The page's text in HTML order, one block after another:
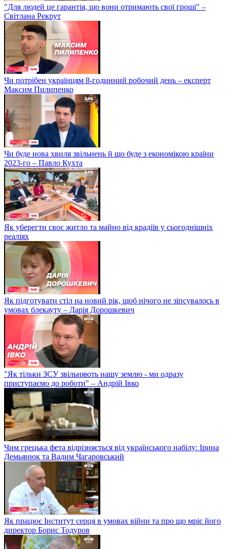
"Для людей це гарантія, що вони отримають свої гроші" –
Світлана Рекрут
Чи потрібен українцям 8-годинний робочий день – експерт
Максим Пилипенко
Чи буде нова хвиля звільнень й що буде з економікою країни
2023-го – Павло Кухта
Як уберегти своє житло та майно від крадіїв у сьогоднішніх
реаліях
Як підготувати стіл на новий рік, щоб нічого не зіпсувалось в
умовах блекауту – Дарія Дорошкевич
"Як тільки ЗСУ звільняють нашу землю - ми одразу
приступаємо до роботи" – Андрій Івко
Чим грецька фета відрізняється від українського набілу: Ірина
Демьянюк та Вадим Чагаровський
Як працює Інститут серця в умовах війни та про що мріє його
директор Борис Тодуров